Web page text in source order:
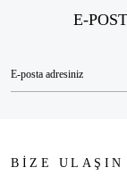
E-
BİZE ULAŞIN